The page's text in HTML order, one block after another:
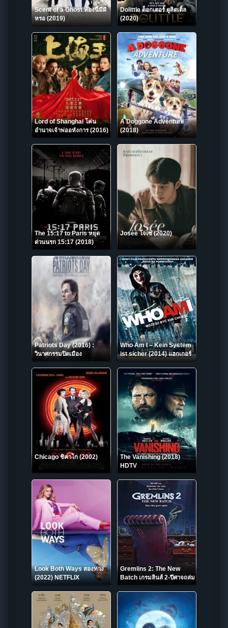
Scent of a Ghost ห้องนี้มีผี
หรอ (2019)
Dolittle ด็อกเตอร์ ดูลิตเติ้ล
(2020)
Lord of Shanghai โค่น
อำนาจเจ้าพ่ออหังการ (2016)
A Doggone Adventure
(2018)
The 15:17 to Paris หยุด
ด่วนนรก 15:17 (2018)
Josée โจเซ่ (2020)
Patriots Day (2016) :
วินาศกรรมปิดเมือง
Who Am I – Kein System
ist sicher (2014) แฮกเกอร์
Chicago ชิคาโก (2002)
The Vanishing (2018)
HDTV
Look Both Ways สองทาง
(2022) NETFLIX
Gremlins 2: The New
Batch เกรมลินส์ 2-ปีศาจถล่ม
เมือง (1990)